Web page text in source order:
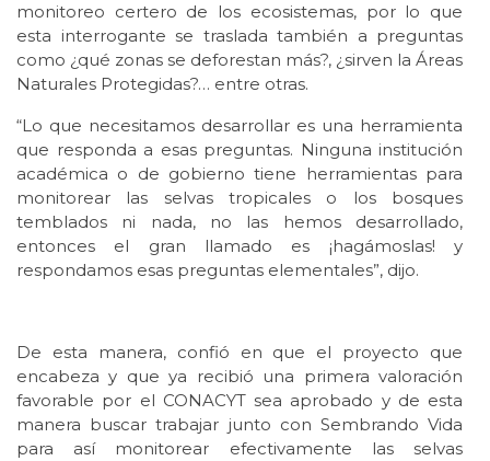
monitoreo certero de los ecosistemas, por lo que
esta interrogante se traslada también a preguntas
como ¿qué zonas se deforestan más?, ¿sirven la Áreas
Naturales Protegidas?… entre otras.
“Lo que necesitamos desarrollar es una herramienta
que responda a esas preguntas. Ninguna institución
académica o de gobierno tiene herramientas para
monitorear las selvas tropicales o los bosques
temblados ni nada, no las hemos desarrollado,
entonces el gran llamado es ¡hagámoslas! y
respondamos esas preguntas elementales”, dijo.
De esta manera, confió en que el proyecto que
encabeza y que ya recibió una primera valoración
favorable por el CONACYT sea aprobado y de esta
manera buscar trabajar junto con Sembrando Vida
para así monitorear efectivamente las selvas